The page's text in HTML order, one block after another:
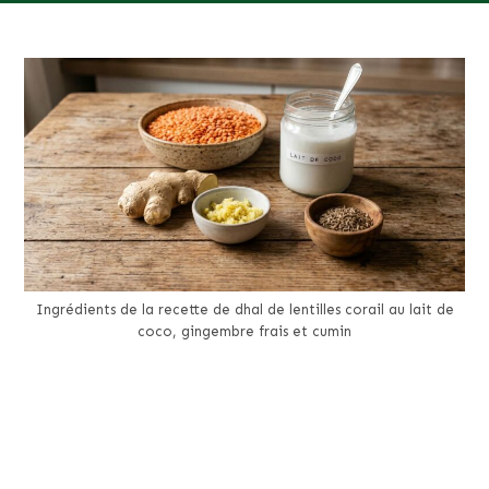
Ingrédients de la recette de dhal de lentilles corail au lait de
coco, gingembre frais et cumin